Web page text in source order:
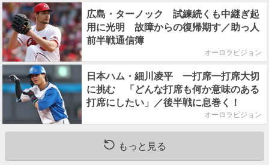
広島・ターノック 試練続くも中継ぎ起
用に光明 故障からの復帰期す／助っ人
前半戦通信簿
オーロラビジョン
日本ハム・細川凌平 一打席一打席大切
に挑む 「どんな打席も何か意味のある
打席にしたい」／後半戦に息巻く！
オーロラビジョン
もっと見る